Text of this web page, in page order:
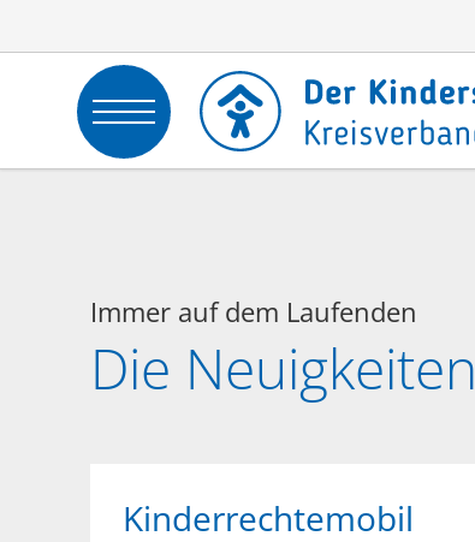
Immer auf dem Laufenden
Die Neuigkeiten
Kinderrechtemobil